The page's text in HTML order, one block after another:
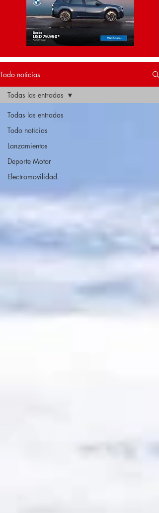
Todo noticias
Todas las entradas
Todo noticias
Lanzamientos
Deporte Motor
Electromovilidad
Todas las entradas